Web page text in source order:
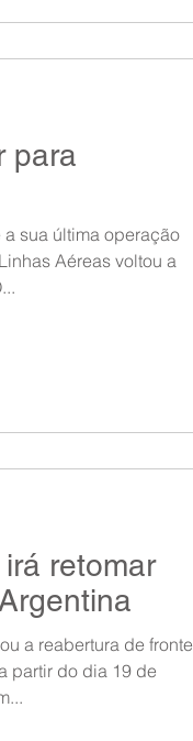
para
sua última operação
Aéreas voltou a
retomar
a reabertura de
partir do dia 19 de